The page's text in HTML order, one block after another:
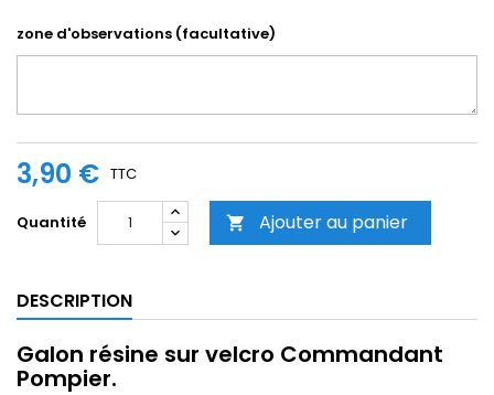
zone d'observations (facultative)
3,90 € TTC
Quantité  Ajouter au panier
DESCRIPTION
Galon résine sur velcro Commandant
Pompier.